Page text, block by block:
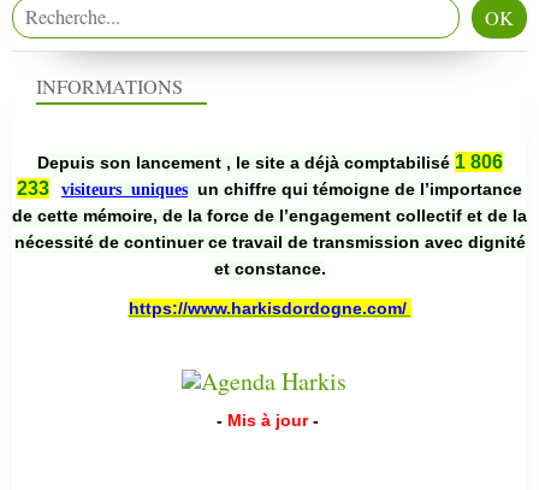
INFORMATIONS
Depuis son lancement , le site a déjà comptabilisé 1 806
233
visiteurs uniques un chiffre qui témoigne de l’importance
de cette mémoire, de la force de l’engagement collectif et de la
nécessité de continuer ce travail de transmission avec dignité
et constance.
https://www.harkisdordogne.com/
- Mis à jour -